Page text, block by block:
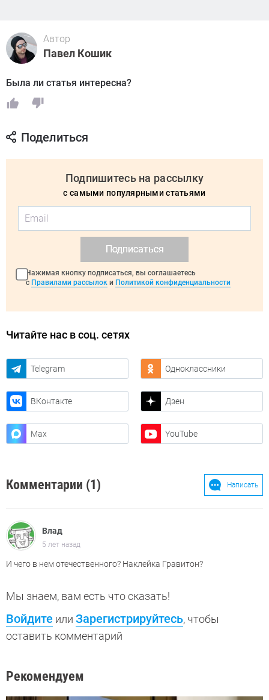
Автор
Павел Кошик
Была ли статья интересна?
Поделиться
Подпишитесь на рассылку
с самыми популярными статьями
Подписаться
Нажимая кнопку подписаться, вы соглашаетесь
с Правилами рассылок и Политикой конфиденциальности
Читайте нас в соц. сетях
Telegram Одноклассники
ВКонтакте Дзен
Max YouTube
Комментарии (1) Написать
Влад
5 лет назад
И чего в нем отечественного? Наклейка Гравитон?
Мы знаем, вам есть что сказать!
Войдите или Зарегистрируйтесь, чтобы
оставить комментарий
Рекомендуем